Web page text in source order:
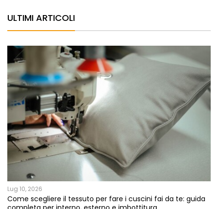
ULTIMI ARTICOLI
Lug 10, 2026
Come scegliere il tessuto per fare i cuscini fai da te: guida